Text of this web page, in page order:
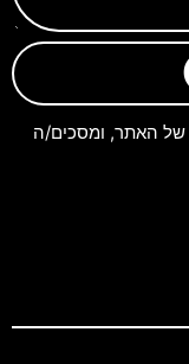
של האתר, ומסכים/ה